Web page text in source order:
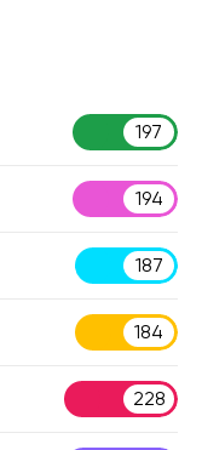
197
194
187
184
228